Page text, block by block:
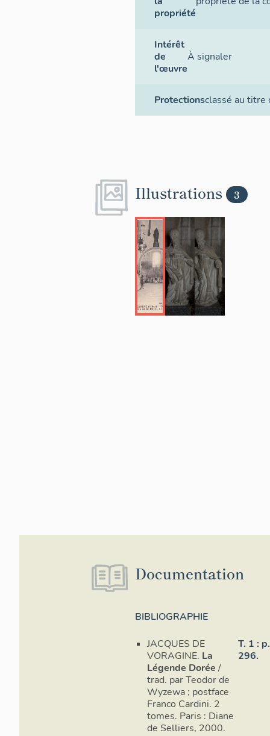
propriété
Intérêt
de
l'œuvre
À signaler
Protectionsclassé au titre
Illustrations 3
Documentation
BIBLIOGRAPHIE
JACQUES DE
VORAGINE. La
Légende Dorée /
trad. par Teodor de
Wyzewa ; postface
Franco Cardini. 2
tomes. Paris : Diane
de Selliers, 2000.
T. 1 : p.
296.